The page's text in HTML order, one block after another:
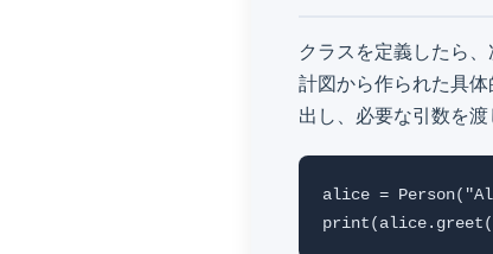
クラスを定義したら
計図から作られた具
出し、必要な引数を渡
alice =
print(alice.greet())